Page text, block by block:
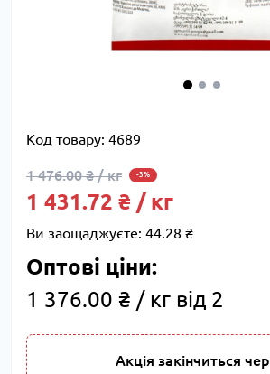
Код товару: 4689
1 476.00 ₴ / кг -3%
1 431.72 ₴ / кг
Ви заощаджуєте: 44.28 ₴
Оптові ціни:
1 376.00 ₴ / кг від 2
Акція закінчиться